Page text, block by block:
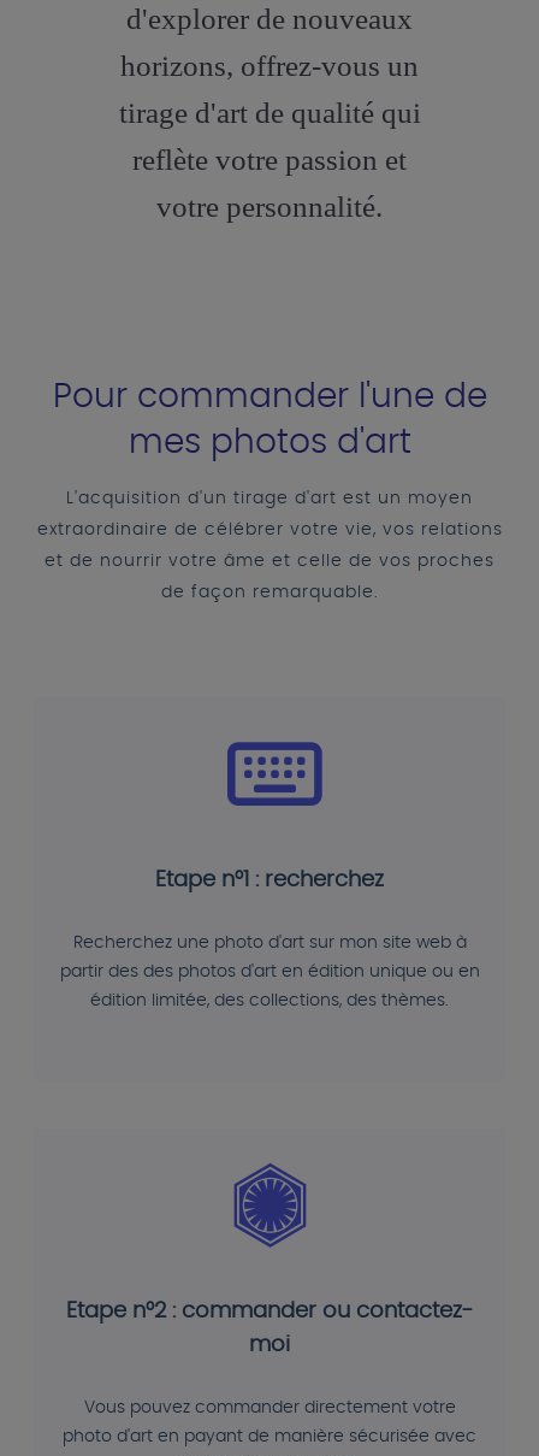
d'explorer de nouveaux
horizons, offrez-vous un
tirage d'art de qualité qui
reflète votre passion et
votre personnalité.
Pour commander l'une de
mes photos d'art
L'acquisition d'un tirage d'art est un moyen
extraordinaire de célébrer votre vie, vos relations
et de nourrir votre âme et celle de vos proches
de façon remarquable.
Etape n°1 : recherchez
Recherchez une photo d'art sur mon site web à
partir des des photos d'art en édition unique ou en
édition limitée, des collections, des thèmes.
Etape n°2 : commander ou contactez-
moi
Vous pouvez commander directement votre
photo d'art en payant de manière sécurisée avec